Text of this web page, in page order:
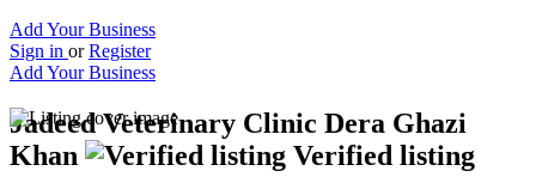
Add Your Business
Sign in or Register
Add Your Business
Jadeed Veterinary Clinic Dera Ghazi
Khan
Verified listing